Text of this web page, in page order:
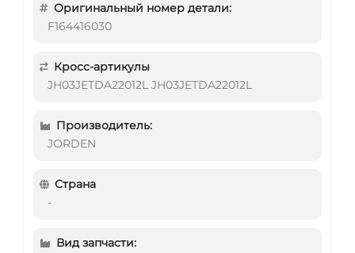
Оригинальный номер детали:
F164416030
Кросс-артикулы
JH03JETDA22012L JH03JETDA22012L
Производитель:
JORDEN
Страна
-
Вид запчасти: